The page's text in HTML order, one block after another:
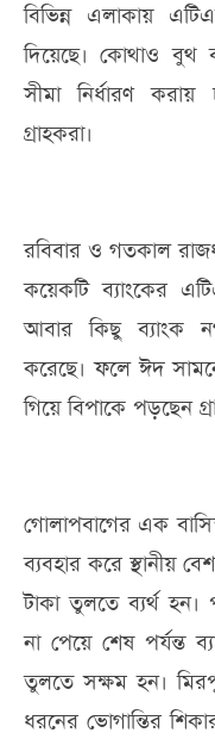
বিভিন্ন এলাকায়
দিয়েছে। কোথাও বুথ
সীমা নির্ধারণ
গ্রাহকরা।
রবিবার ও গতকাল
কয়েকটি ব্যাংকের
আবার কিছু ব্যাংক
করেছে। ফলে ঈদ
গিয়ে বিপাকে পড়ছেন
গোলাপবাগের এক
ব্যবহার করে স্থানীয়
টাকা তুলতে ব্যর্থ
না পেয়ে শেষ পর্যন্ত
তুলতে সক্ষম হন।
ধরনের ভোগান্তির